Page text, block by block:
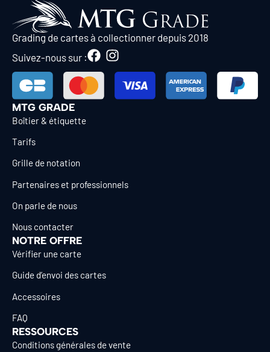
Grading de cartes à collectionner depuis 2018
Suivez-nous sur :
MTG GRADE
Boîtier & étiquette
Tarifs
Grille de notation
Partenaires et professionnels
On parle de nous
Nous contacter
NOTRE OFFRE
Vérifier une carte
Guide d’envoi des cartes
Accessoires
FAQ
RESSOURCES
Conditions générales de vente